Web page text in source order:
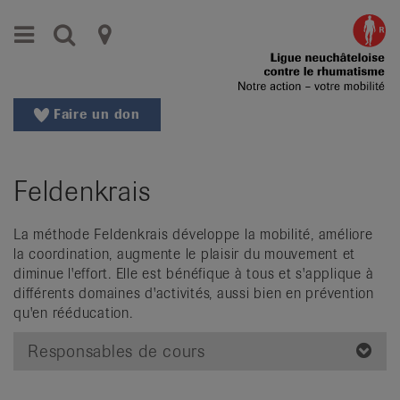
vers
au
Aller
Changer
région
Changer
de
langue:
de
Faire un don
Feldenkrais
La méthode Feldenkrais développe la mobilité, améliore
la coordination, augmente le plaisir du mouvement et
diminue l'effort. Elle est bénéfique à tous et s'applique à
différents domaines d'activités, aussi bien en prévention
qu'en rééducation.
Responsables de cours
Menu Recherche
Ligues
contre
le
|
Organisations
nationales
de